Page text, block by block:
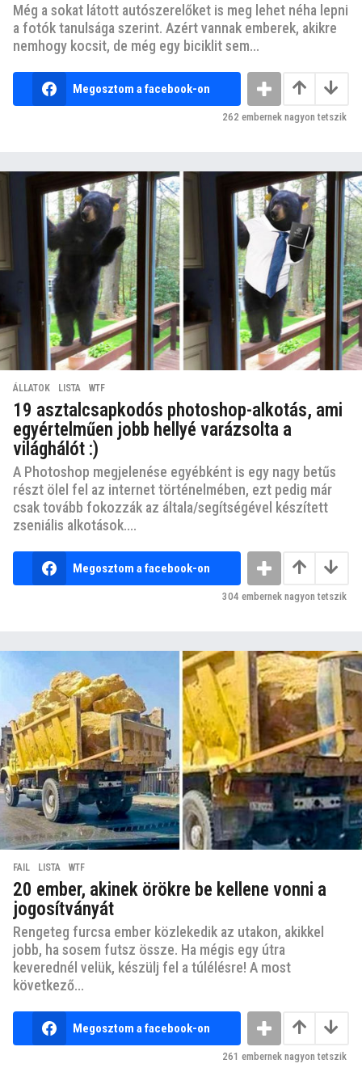
Még a sokat látott autószerelőket is meg lehet néha lepni
a fotók tanulsága szerint. Azért vannak emberek, akikre
nemhogy kocsit, de még egy biciklit sem...
Megosztom a facebook-on
262 embernek nagyon tetszik
ÁLLATOK ,LISTA ,WTF
19 asztalcsapkodós photoshop-alkotás, ami
egyértelműen jobb hellyé varázsolta a
világhálót :)
A Photoshop megjelenése egyébként is egy nagy betűs
részt ölel fel az internet történelmében, ezt pedig már
csak tovább fokozzák az általa/segítségével készített
zseniális alkotások....
Megosztom a facebook-on
304 embernek nagyon tetszik
FAIL ,LISTA ,WTF
20 ember, akinek örökre be kellene vonni a
jogosítványát
Rengeteg furcsa ember közlekedik az utakon, akikkel
jobb, ha sosem futsz össze. Ha mégis egy útra
keverednél velük, készülj fel a túlélésre! A most
következő...
Megosztom a facebook-on
261 embernek nagyon tetszik